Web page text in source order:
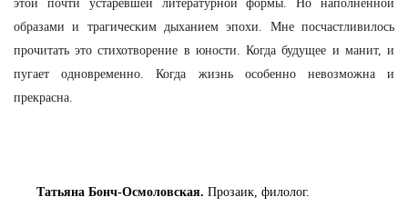
этой почти устаревшей литературной формы. Но наполненной
образами и трагическим дыханием эпохи. Мне посчастливилось
прочитать это стихотворение в юности. Когда будущее и манит, и
пугает одновременно. Когда жизнь особенно невозможна и
прекрасна.
Татьяна Бонч-Осмоловская. Прозаик, филолог.